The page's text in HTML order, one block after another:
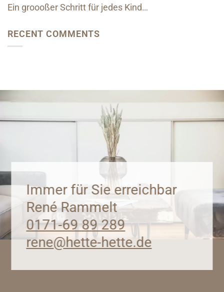
Ein groooßer Schritt für jedes Kind…
RECENT COMMENTS
Immer für Sie erreichbar
René Rammelt
0171-69 89 289
rene@hette-hette.de